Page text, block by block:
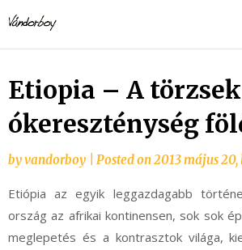
to
content
Etiopia – A törzsek
ókereszténység
byvandorboy Posted on2013 május 20,
Etiópia az egyik leggazdagabb
ország az afrikai kontinensen, sok sok
meglepetés és a kontrasztok világa,